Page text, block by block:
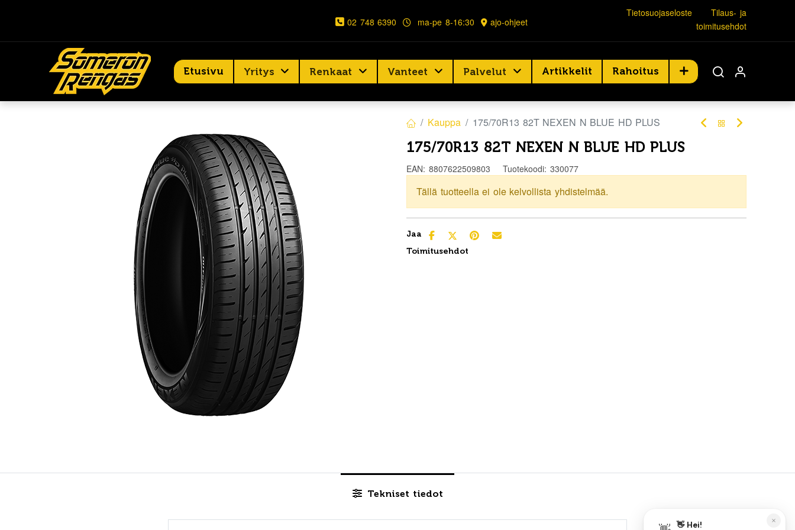
02 748 6390 ma-pe 8-16:30 ajo-ohjeet
Tietosuojaseloste
Tilaus- ja
toimitusehdot
Etusivu Yritys Renkaat Vanteet Palvelut Artikkelit Rahoitus
Kauppa 175/70R13 82T NEXEN N BLUE HD PLUS
175/70R13 82T NEXEN N BLUE HD PLUS
EAN: 8807622509803 Tuotekoodi: 330077
Tällä tuotteella ei ole kelvollista yhdistelmää.
Jaa
Toimitusehdot
Tekniset tiedot